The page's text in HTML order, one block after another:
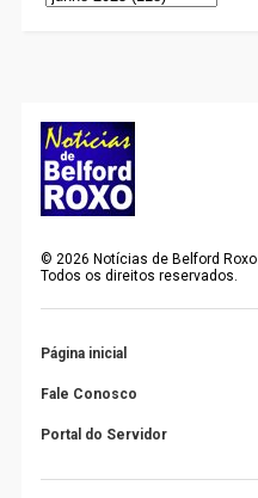
©2026 Notícias de Belford Roxo
Todos os direitos reservados.
Página inicial
Fale Conosco
Portal do Servidor